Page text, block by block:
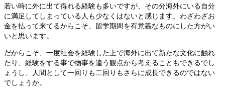
若い時に外に出て得れる経験も多いですが、その分海外にいる自分
に満足してしまっている人も少なくはないと感じます。わざわざお
金を払って来てるからこそ、留学期間を有意義なものにした方がい
いと思います。
だからこそ、一度社会を経験した上で海外に出て新たな文化に触れ
たり、経験をする事で物事を違う観点から考えることもできるでし
ょうし、人間として一回りも二回りもさらに成長できるのではない
でしょうか。